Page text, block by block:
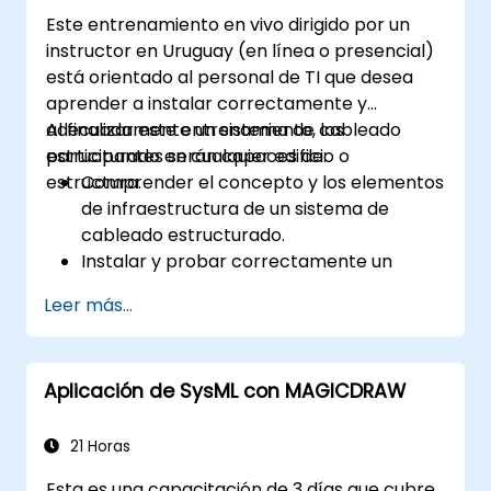
Analizar y documentar los intereses e
impactos de la arquitectura de las CoI.
Este entrenamiento en vivo dirigido por un
instructor en Uruguay (en línea o presencial)
está orientado al personal de TI que desea
aprender a instalar correctamente y
adecuadamente un sistema de cableado
estructurado en cualquier edificio o
estructura.
Al finalizar este entrenamiento, los
participantes serán capaces de:
Comprender el concepto y los elementos
de infraestructura de un sistema de
cableado estructurado.
Instalar y probar correctamente un
Aprender las normas, técnicas y equipos
utilizados en la industria para un sistema
de cableado estructurado.
Leer más...
Aplicación de SysML con MAGICDRAW
21 Horas